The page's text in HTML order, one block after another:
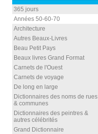
365 jours
Années 50-60-70
Architecture
Autres Beaux-Livres
Beau Petit Pays
Beaux livres Grand Format
Carnets de l'Ouest
Carnets de voyage
De long en large
Dictionnaires des noms de rues
& communes
Dictionnaires des peintres &
autres célébrités
Grand Dictionnaire